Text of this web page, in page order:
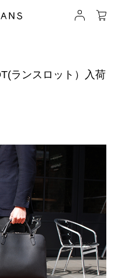
ランスロット）入荷